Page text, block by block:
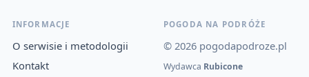
INFORMACJE
O serwisie i metodologii
Kontakt
POGODA NA PODRÓŻE
© 2026 pogodapodroze.pl
Wydawca Rubicone